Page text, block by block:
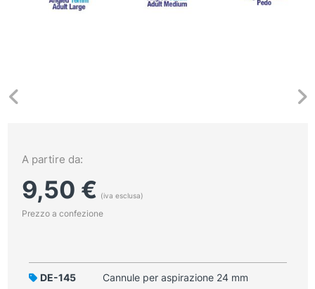
A partire da:
9,50 € (iva esclusa)
Prezzo a confezione
DE-145 Cannule per aspirazione 24 mm